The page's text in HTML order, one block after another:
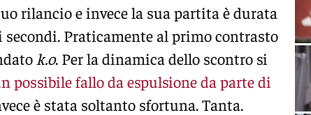
rilancio e invece la sua partita è durata
Praticamente al primo contrasto
k.o. Per la dinamica dello scontro si
possibile fallo da espulsione da parte di
è stata soltanto sfortuna. Tanta.